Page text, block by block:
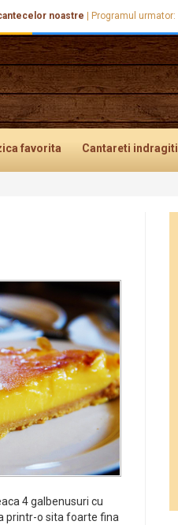
noastre Programul urmator:
favorita Cantareti indragiti
4 galbenusuri cu
printr-o sita foarte fina